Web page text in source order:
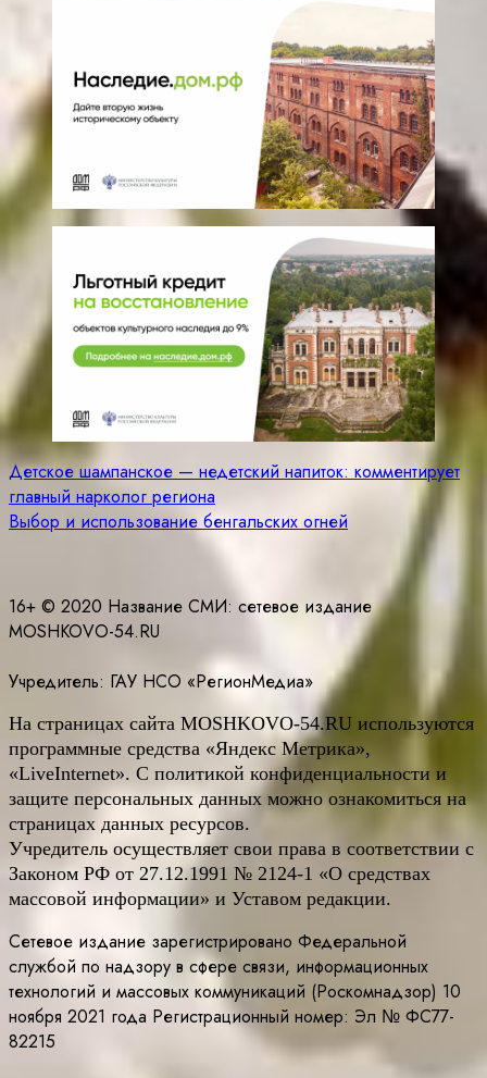
Навигация
по
Детское шампанское — недетский напиток: комментирует
главный нарколог региона
Выбор и использование бенгальских огней
16+ © 2020 Название СМИ: cетевое издание
MOSHKOVO-54.RU
Учредитель: ГАУ НСО «РегионМедиа»
На страницах сайта MOSHKOVO-54.RU используются
программные средства «Яндекс Метрика»,
«LiveInternet». С политикой конфиденциальности и
защите персональных данных можно ознакомиться на
страницах данных ресурсов.
Учредитель осуществляет свои права в соответствии с
Законом РФ от 27.12.1991 № 2124-1 «О средствах
массовой информации» и Уставом редакции.
Сетевое издание зарегистрировано Федеральной
службой по надзору в сфере связи, информационных
технологий и массовых коммуникаций (Роскомнадзор) 10
ноября 2021 года Регистрационный номер: Эл № ФС77-
82215